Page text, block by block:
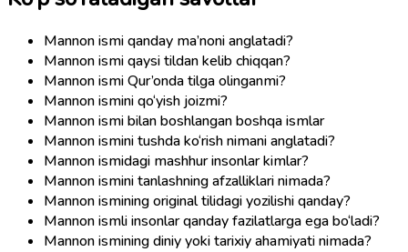
Mannon ismi qanday ma’noni anglatadi?
Mannon ismi qaysi tildan kelib chiqqan?
Mannon ismi Qur’onda tilga olinganmi?
Mannon ismini qo‘yish joizmi?
Mannon ismi bilan boshlangan boshqa ismlar
Mannon ismini tushda ko‘rish nimani anglatadi?
Mannon ismidagi mashhur insonlar kimlar?
Mannon ismini tanlashning afzalliklari nimada?
Mannon ismining original tilidagi yozilishi qanday?
Mannon ismli insonlar qanday fazilatlarga ega bo‘ladi?
Mannon ismining diniy yoki tarixiy ahamiyati nimada?